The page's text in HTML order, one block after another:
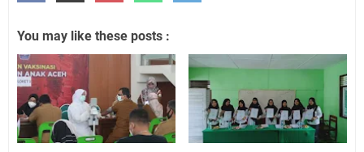
You may like these posts :